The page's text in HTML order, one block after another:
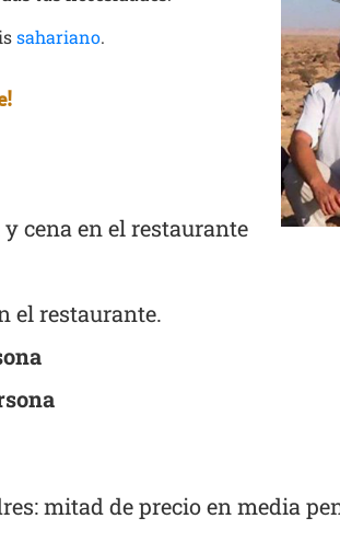
sahariano.
cena en el restaurante
el restaurante.
mitad de precio en media